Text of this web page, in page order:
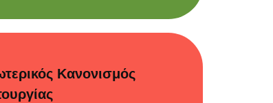
Κανονισμός